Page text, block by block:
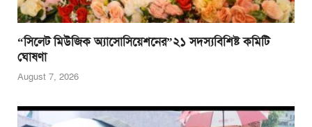
“সিলেট মিউজিক অ্যাসোসিয়েশনের”২১ সদস্যবিশিষ্ট কমিটি
ঘোষণা
August 7, 2026